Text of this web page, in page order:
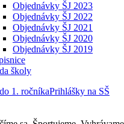
Objednávky ŠJ 2023
Objednávky ŠJ 2022
Objednávky ŠJ 2021
Objednávky ŠJ 2020
Objednávky ŠJ 2019
školy
1. ročníkaPrihlášky na SŠ